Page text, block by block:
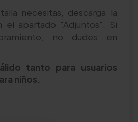
necesitas, descarga la
el apartado "Adjuntos". Si
no dudes en
tanto para usuarios
niños.